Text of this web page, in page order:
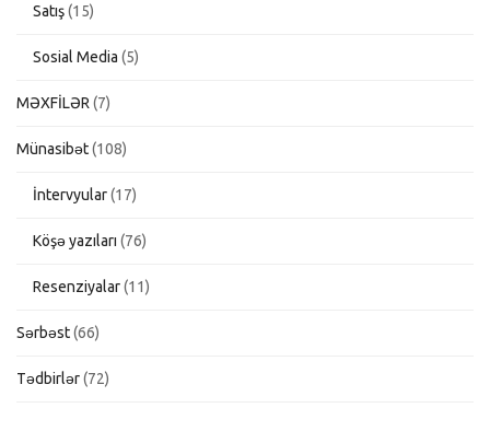
Satış(15)
Sosial Media (5)
MƏXFİLƏR (7)
Münasibət(108)
İntervyular(17)
Köşə yazıları (76)
Resenziyalar(11)
Sərbəst(66)
Tədbirlər(72)